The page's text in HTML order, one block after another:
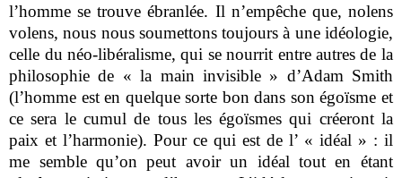
l’homme se trouve ébranlée. Il n’empêche que, nolens
volens, nous nous soumettons toujours à une idéologie,
celle du néo-libéralisme, qui se nourrit entre autres de la
philosophie de « la main invisible » d’Adam Smith
(l’homme est en quelque sorte bon dans son égoïsme et
ce sera le cumul de tous les égoïsmes qui créeront la
paix et l’harmonie). Pour ce qui est de l’ « idéal » : il
me semble qu’on peut avoir un idéal tout en étant